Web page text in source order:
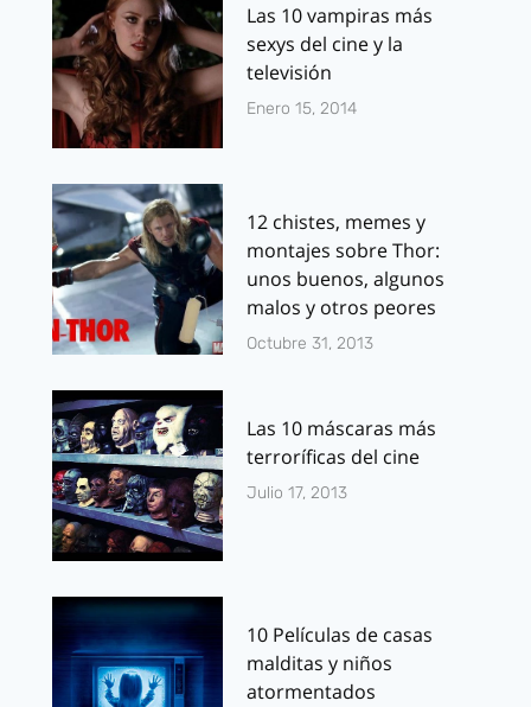
Las 10 vampiras más
sexys del cine y la
televisión
Enero 15, 2014
12 chistes, memes y
montajes sobre Thor:
unos buenos, algunos
malos y otros peores
Octubre 31, 2013
Las 10 máscaras más
terroríficas del cine
Julio 17, 2013
10 Películas de casas
malditas y niños
atormentados